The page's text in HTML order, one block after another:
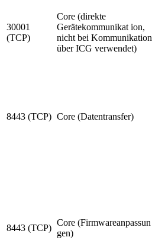
30001
(TCP)
Core (direkte
Gerätekommunikat ion,
nicht bei Kommunikation
über ICG verwendet)
8443 (TCP) Core (Datentransfer)
8443 (TCP)
Core (Firmwareanpassun
gen)